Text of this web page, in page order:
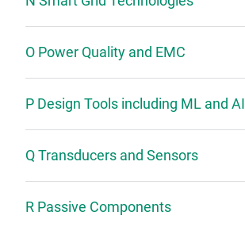
O Power Quality and EMC
P Design Tools including ML and AI
Q Transducers and Sensors
R Passive Components